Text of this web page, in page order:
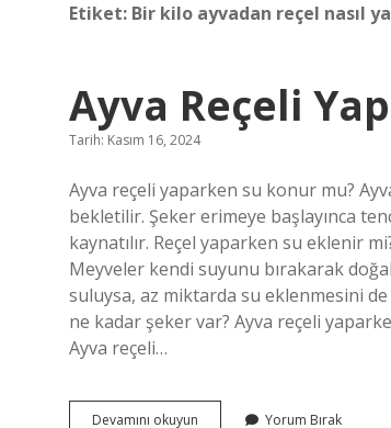
Etiket: Bir kilo ayvadan reçel nasıl
Ayva Reçeli
Tarih: Kasım 16, 2024
Ayva reçeli yaparken su konur mu?
bekletilir. Şeker erimeye başlayınca
kaynatılır. Reçel yaparken su eklenir
Meyveler kendi suyunu bırakarak
suluysa, az miktarda su eklenmesini
ne kadar şeker var? Ayva reçeli
Ayva reçeli…
Devamını okuyun Yorum Bırak